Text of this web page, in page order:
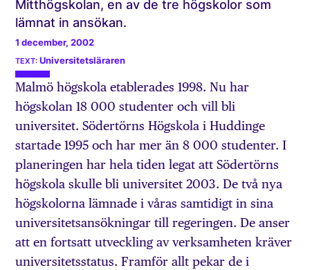
Mitthögskolan, en av de tre högskolor som
lämnat in ansökan.
1 december, 2002
Universitetsläraren
Malmö högskola etablerades 1998. Nu har
högskolan 18 000 studenter och vill bli
universitet. Södertörns Högskola i Huddinge
startade 1995 och har mer än 8 000 studenter. I
planeringen har hela tiden legat att Södertörns
högskola skulle bli universitet 2003. De två nya
högskolorna lämnade i våras samtidigt in sina
universitetsansökningar till regeringen. De anser
att en fortsatt utveckling av verksamheten kräver
universitetsstatus. Framför allt pekar de i